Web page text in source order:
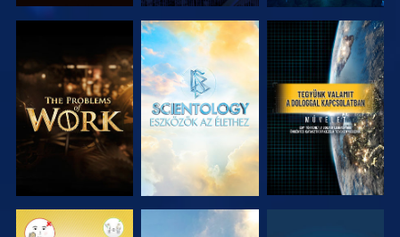
A SOROZAT
RÉSZEI
A SOROZAT
RÉSZEI
MŰSORNÉZÉS